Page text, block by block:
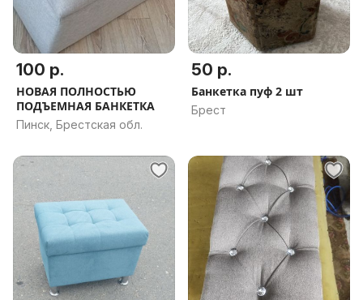
100 р.
НОВАЯ ПОЛНОСТЬЮ
ПОДЪЕМНАЯ БАНКЕТКА
Пинск, Брестская обл.
50 р.
Банкетка пуф 2 шт
Брест